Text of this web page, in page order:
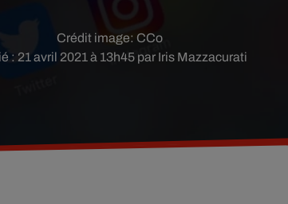
: 21 avril 2021 à 13h45 par Iris Mazzacurati
Crédit image: CCo